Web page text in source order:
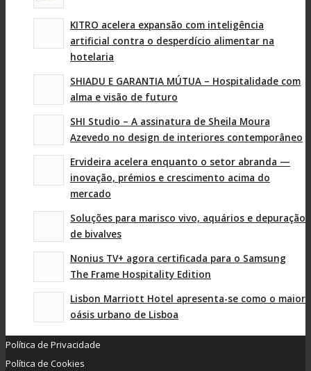
KITRO acelera expansão com inteligência
artificial contra o desperdício alimentar na
hotelaria
SHIADU E GARANTIA MÚTUA – Hospitalidade com
alma e visão de futuro
SHI Studio – A assinatura de Sheila Moura
Azevedo no design de interiores contemporâneo
Ervideira acelera enquanto o setor abranda —
inovação, prémios e crescimento acima do
mercado
Soluções para marisco vivo, aquários e depuração
de bivalves
Nonius TV+ agora certificada para o Samsung
The Frame Hospitality Edition
Lisbon Marriott Hotel apresenta-se como o maior
oásis urbano de Lisboa
Política de Privacidade
Política de Cookies